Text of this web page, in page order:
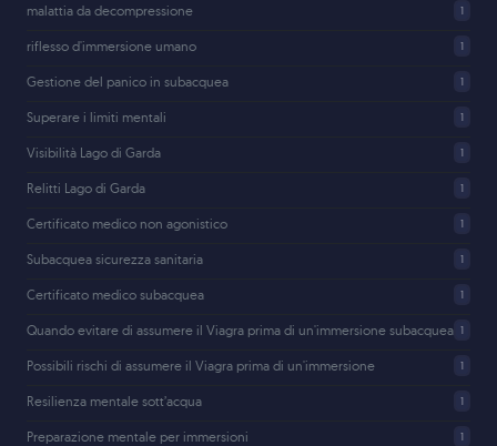
malattia da decompressione 1
riflesso d'immersione umano 1
Gestione del panico in subacquea 1
Superare i limiti mentali 1
Visibilità Lago di Garda 1
Relitti Lago di Garda 1
Certificato medico non agonistico 1
Subacquea sicurezza sanitaria 1
Certificato medico subacquea 1
Quando evitare di assumere il Viagra prima di un'immersione subacquea 1
Possibili rischi di assumere il Viagra prima di un'immersione 1
Resilienza mentale sott’acqua 1
Preparazione mentale per immersioni 1